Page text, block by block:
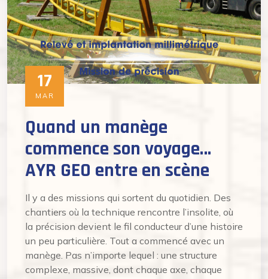
17
MAR
Quand un manège
commence son voyage…
AYR GEO entre en scène
Il y a des missions qui sortent du quotidien. Des
chantiers où la technique rencontre l’insolite, où
la précision devient le fil conducteur d’une histoire
un peu particulière. Tout a commencé avec un
manège. Pas n’importe lequel : une structure
complexe, massive, dont chaque axe, chaque